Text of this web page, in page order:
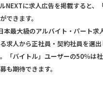
NEXTに求⼈広告を掲載すると、
できます。
本最⼤級のアルバイト・パート求
る求人から正社員・契約社員を選
「バイトル」ユーザーの50％は
も期待できます。